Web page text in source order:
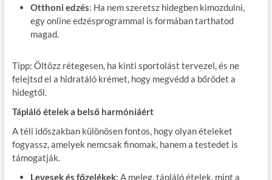
Otthoni edzés: Ha nem szeretsz hidegben kimozdulni,
egy online edzésprogrammal is formában tarthatod
magad.
Tipp: Öltözz rétegesen, ha kinti sportolást tervezel, és ne
felejtsd el a hidratáló krémet, hogy megvédd a bőrödet a
hidegtől.
Tápláló ételek a belső harmóniáért
A téli időszakban különösen fontos, hogy olyan ételeket
fogyassz, amelyek nemcsak finomak, hanem a testedet is
támogatják.
Levesek és főzelékek: A meleg, tápláló ételek, mint a